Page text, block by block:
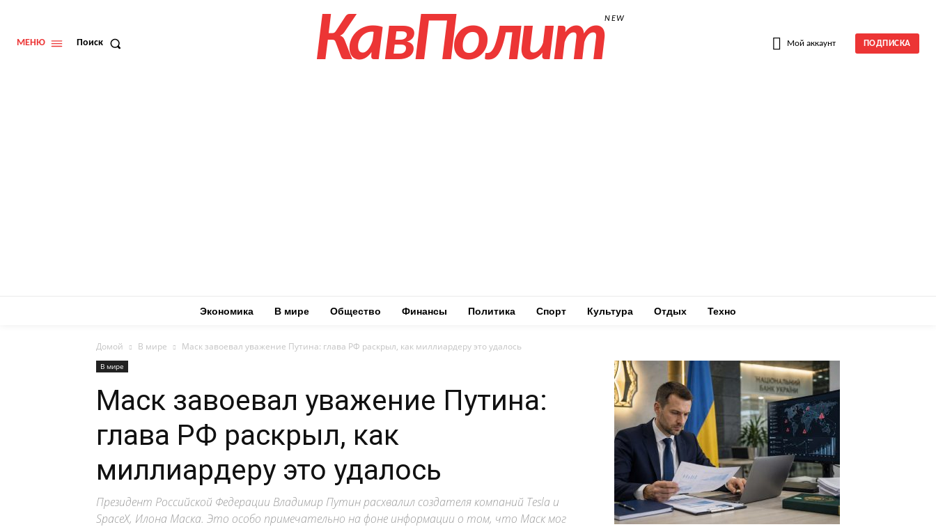
МЕНЮ Поиск КавПолитNEW
Мой аккаунт ПОДПИСКА
Экономика В мире Общество Финансы Политика Спорт Культура Отдых Техно
Домой В мире Маск завоевал уважение Путина: глава РФ раскрыл, как миллиардеру это удалось
В мире
Маск завоевал уважение Путина:
глава РФ раскрыл, как
миллиардеру это удалось
Президент Российской Федерации Владимир Путин расхвалил создателя компаний Tesla и
SpaceX, Илона Маска. Это особо примечательно на фоне информации о том, что Маск мог